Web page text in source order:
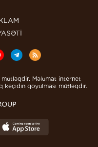
Məlumat internet
keçidin qoyulması mütləqdir.